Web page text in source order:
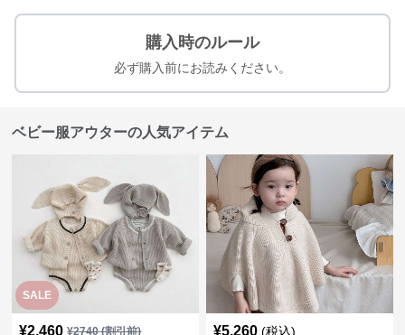
購入時のルール
必ず購入前にお読みください。
ベビー服アウターの人気アイテム
SALE
¥2,460 ¥2740(割引前) ¥5,260 (税込)